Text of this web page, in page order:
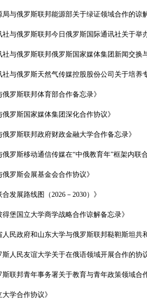
与俄罗斯联邦能源部关于绿证领域合作的谅
社与俄罗斯联邦今日俄罗斯国际通讯社关于举
与俄罗斯联邦俄罗斯国家媒体集团新闻交换
社与俄罗斯天然气传媒控股股份公司关于培养
罗斯联邦体育部合作备忘录》
罗斯国家媒体集团深化合作协议》
罗斯联邦政府财政金融大学合作备忘录》
罗斯移动通信传媒在“中俄教育年”框架内联
罗斯会展基金会合作协议》
发展路线图（2026－2030）》
堡国立大学商学战略合作谅解备忘录》
人民政府和山东大学与俄罗斯联邦鞑靼斯坦共
人民友谊大学关于在俄语领域开展合作的协
斯联邦青年事务署关于教育与青年政策领域合
学合作协议》